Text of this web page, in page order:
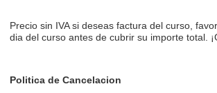
Precio sin IVA si deseas factura del curso,
dia del curso antes de cubrir su importe total.
Politica de Cancelacion